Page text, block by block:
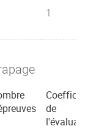
1
de